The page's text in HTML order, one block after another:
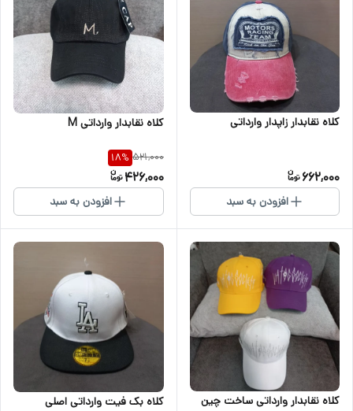
کلاه نقابدار زاپدار وارداتی
662,000
افزودن به سبد
کلاه نقابدار وارداتی M
521,000
18%
426,000
افزودن به سبد
کلاه نقابدار وارداتی ساخت چین کلاه بک فیت وارداتی اصلی